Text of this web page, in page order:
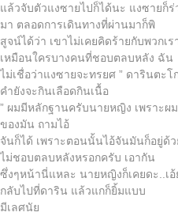
แล้วจับตัวแงซายไปก็ได้นะ แงซายก็
มา ตลอดการเดินทางที่ผ่านมาก็พิ
สูจน์ได้ว่า เขาไม่เคยคิดร้ายกับพวกเ
เหมือนใครบางคนที่ชอบตลบหลัง ฉัน
ไม่เชื่อว่าแงซายจะทรยศ ” ดารินตะ
คำยังจะกินเลือดกินเนื้อ
” ผมมีหลักฐานครับนายหญิง เพราะผ
ของมัน ถามไอ้
จันก็ได้ เพราะตอนนั้นไอ้จันมันก็อยู่ด้
ไม่ชอบตลบหลังหรอกครับ เอากัน
ซึ่งๆหน้านี่แหละ นายหญิงก็เคยดะ..เ
กลับไปที่ดาริน แล้วแกก็ยิ้มแบบ
มีเลศนัย